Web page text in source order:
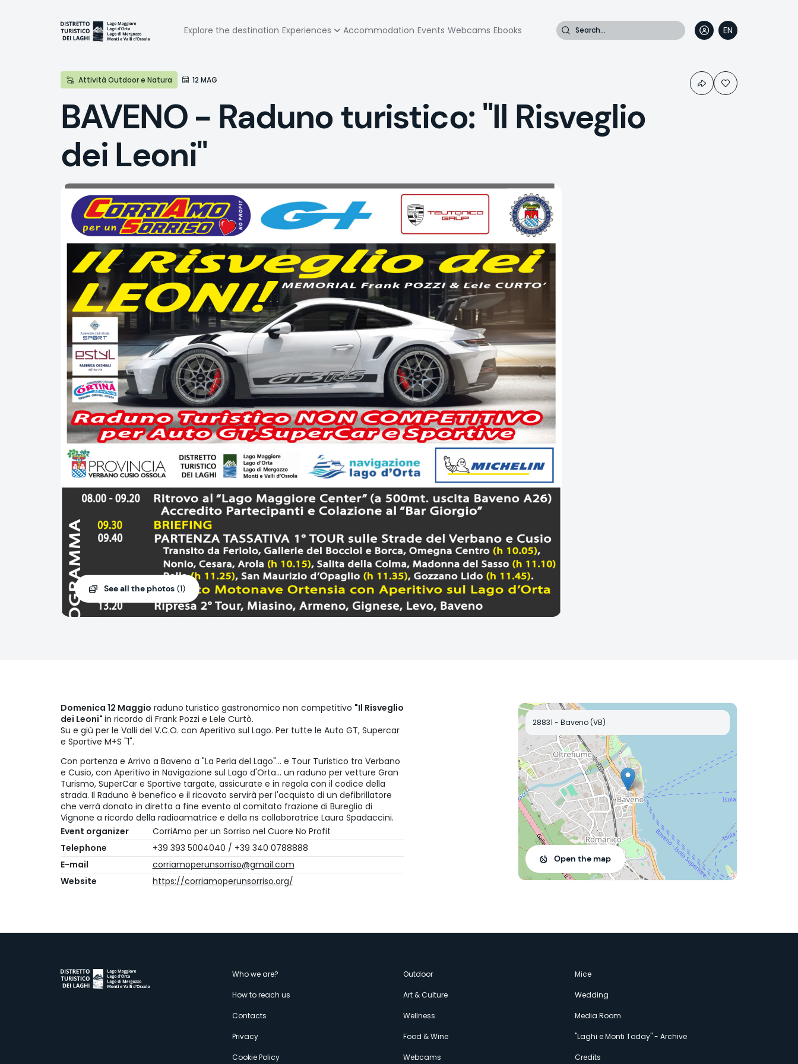
Navigazione
principale
Explore the destination Experiences Accommodation Events Webcams Ebooks Search
EN
IT
FR
DE
Attività Outdoor e Natura 12 MAG
BAVENO - Raduno turistico: "Il Risveglio
dei Leoni"
See all the photos (1)
Domenica 12 Maggio raduno turistico gastronomico non competitivo "Il Risveglio
dei Leoni" in ricordo di Frank Pozzi e Lele Curtò.
Su e giù per le Valli del V.C.O. con Aperitivo sul Lago. Per tutte le Auto GT, Supercar
e Sportive M+S "1".
Con partenza e Arrivo a Baveno a "La Perla del Lago"... e Tour Turistico tra Verbano
e Cusio, con Aperitivo in Navigazione sul Lago d'Orta... un raduno per vetture Gran
Turismo, SuperCar e Sportive targate, assicurate e in regola con il codice della
strada. Il Raduno è benefico e il ricavato servirà per l'acquisto di un defibrillatore
che verrà donato in diretta a fine evento al comitato frazione di Bureglio di
Vignone a ricordo della radioamatrice e della ns collaboratrice Laura Spadaccini.
Event organizer
CorriAmo per un Sorriso nel Cuore No Profit
Telephone
+39 393 5004040 / +39 340 0788888
E-mail
corriamoperunsorriso@gmail.com
Website
https://corriamoperunsorriso.org/
28831 - Baveno (VB)
Open the map
Menù
secondario
Who we are?
How to reach us
Contacts
Privacy
Cookie Policy
Outdoor
Art & Culture
Wellness
Food & Wine
Webcams
Mice
Wedding
Media Room
"Laghi e Monti Today" - Archive
Credits